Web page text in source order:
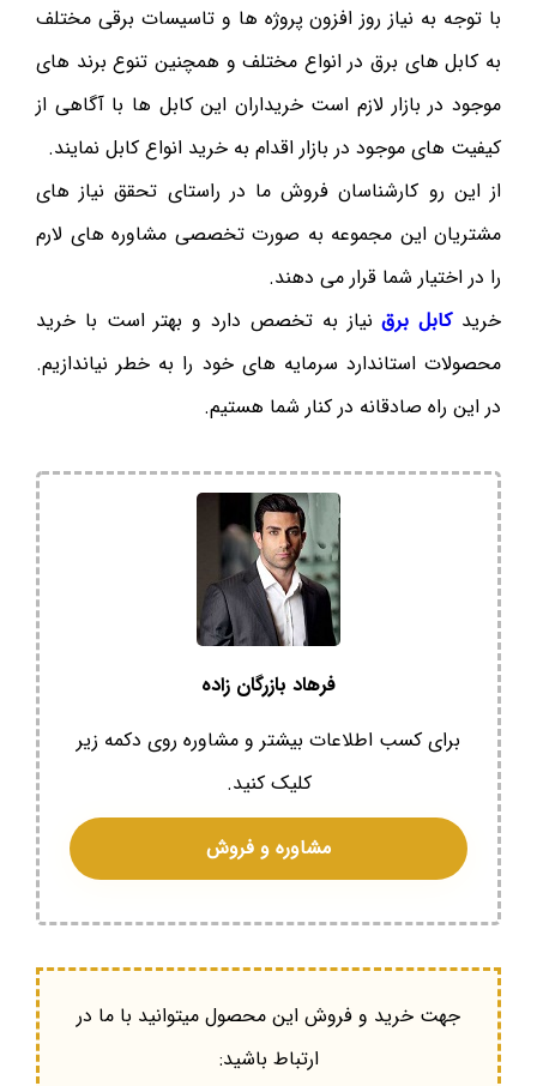
با توجه به نیاز روز افزون پروژه ها و تاسیسات برقی مختلف
به کابل های برق در انواع مختلف و همچنین تنوع برند های
موجود در بازار لازم است خریداران این کابل ها با آگاهی از
کیفیت های موجود در بازار اقدام به خرید انواع کابل نمایند.
از این رو کارشناسان فروش ما در راستای تحقق نیاز های
مشتریان این مجموعه به صورت تخصصی مشاوره های لارم
را در اختیار شما قرار می دهند.
خریدکابل برقنیاز به تخصص دارد و بهتر است با خرید
محصولات استاندارد سرمایه های خود را به خطر نیاندازیم.
در این راه صادقانه در کنار شما هستیم.
فرهاد بازرگان زاده
برای کسب اطلاعات بیشتر و مشاوره روی دکمه زیر
کلیک کنید.
مشاوره و فروش
جهت خرید و فروش این محصول میتوانید با ما در
ارتباط باشید: